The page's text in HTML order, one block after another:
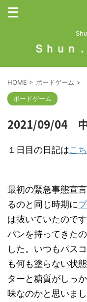
Ｓｈｕｎ
HOME > ボードゲーム >
ボードゲーム
2021/09/04
１日目の日記はこ
最初の緊急事態宣
るのと同じ時期に
は抜いていたので
パンを持ってきた
した。いつもパス
も何も塗らない状
ターと糖質がしっ
味なのかと思いま